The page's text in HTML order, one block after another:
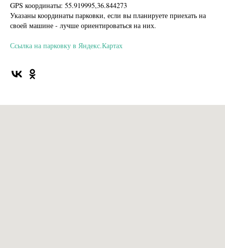
GPS координаты: 55.919995,36.844273
Указаны координаты парковки, если вы планируете приехать на
своей машине - лучше ориентироваться на них.
Ссылка на парковку в Яндекс.Картах